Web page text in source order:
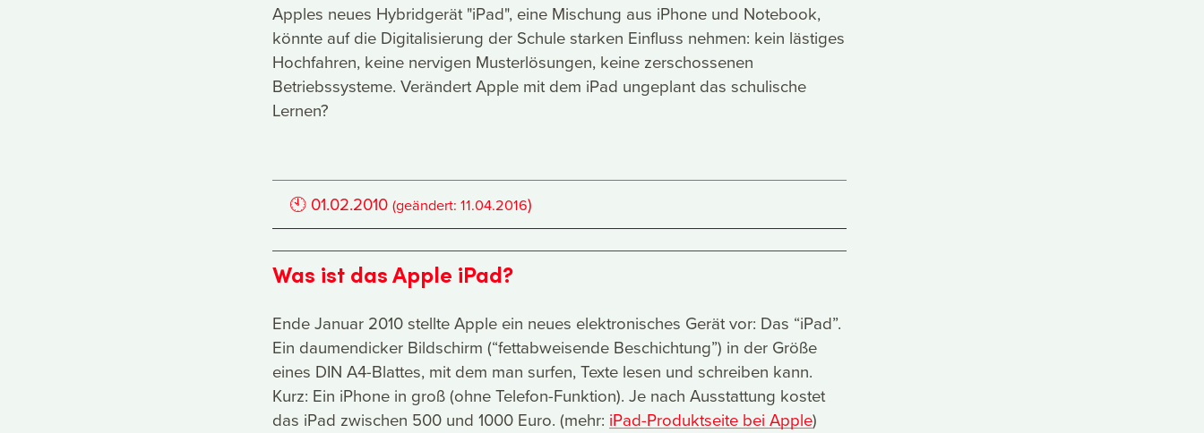
Apples neues Hybridgerät "iPad", eine Mischung aus iPhone und Notebook,
könnte auf die Digitalisierung der Schule starken Einfluss nehmen: kein lästiges
Hochfahren, keine nervigen Musterlösungen, keine zerschossenen
Betriebssysteme. Verändert Apple mit dem iPad ungeplant das schulische
Lernen?
🕙 01.02.2010 (geändert:11.04.2016)
Was ist das Apple iPad?
Ende Januar 2010 stellte Apple ein neues elektronisches Gerät vor: Das “iPad”.
Ein daumendicker Bildschirm (“fettabweisende Beschichtung”) in der Größe
eines DIN A4-Blattes, mit dem man surfen, Texte lesen und schreiben kann.
Kurz: Ein iPhone in groß (ohne Telefon-Funktion). Je nach Ausstattung kostet
das iPad zwischen 500 und 1000 Euro. (mehr: iPad-Produktseite bei Apple)